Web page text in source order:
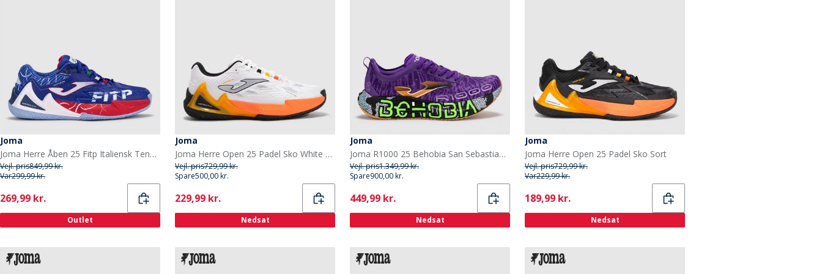
Joma
Joma Herre Åben 25 Fitp Italiensk Tennis Og Padel Forbund Padel Sko Kongeblå/Rød Royal Blue Red
Vejl. pris849,99 kr.
Var299,99 kr.
Current
269,99 kr.
Outlet
Joma
Joma Herre Open 25 Padel Sko White Fluorescent Saffron
Vejl. pris729,99 kr.
Spare500,00 kr.
Current
229,99 kr.
Nedsat
Joma
Joma R1000 25 Behobia San Sebastian Kulfiberplade Neutrale Løbesko Lilla
Vejl. pris1.349,99 kr.
Spare900,00 kr.
Current
449,99 kr.
Nedsat
Joma
Joma Herre Open 25 Padel Sko Sort
Vejl. pris729,99 kr.
Var229,99 kr.
Current
189,99 kr.
Nedsat